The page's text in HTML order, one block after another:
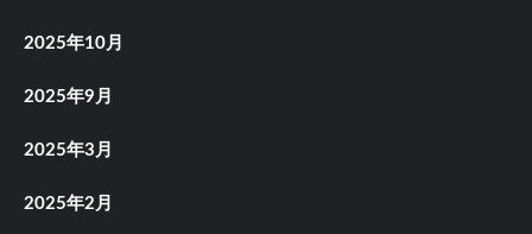
2025年10月
2025年9月
2025年3月
2025年2月